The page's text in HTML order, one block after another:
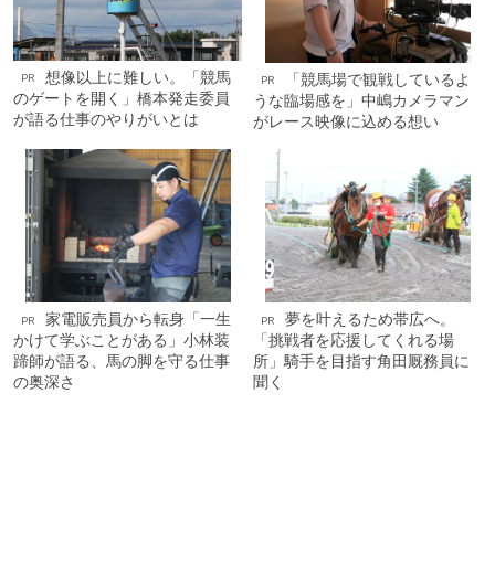
PR
想像以上に難しい。「競馬
のゲートを開く」橋本発走委員
が語る仕事のやりがいとは
PR
「競馬場で観戦しているよ
うな臨場感を」中嶋カメラマン
がレース映像に込める想い
PR
家電販売員から転身「一生
かけて学ぶことがある」小林装
蹄師が語る、馬の脚を守る仕事
の奥深さ
PR
夢を叶えるため帯広へ。
「挑戦者を応援してくれる場
所」騎手を目指す角田厩務員に
聞く